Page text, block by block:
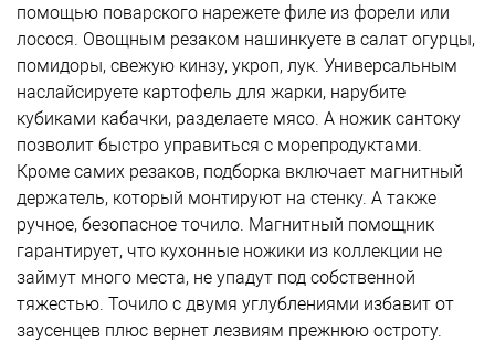
помощью поварского нарежете филе из форели или
лосося. Овощным резаком нашинкуете в салат огурцы,
помидоры, свежую кинзу, укроп, лук. Универсальным
наслайсируете картофель для жарки, нарубите
кубиками кабачки, разделаете мясо. А ножик сантоку
позволит быстро управиться с морепродуктами.
Кроме самих резаков, подборка включает магнитный
держатель, который монтируют на стенку. А также
ручное, безопасное точило. Магнитный помощник
гарантирует, что кухонные ножики из коллекции не
займут много места, не упадут под собственной
тяжестью. Точило с двумя углублениями избавит от
заусенцев плюс вернет лезвиям прежнюю остроту.